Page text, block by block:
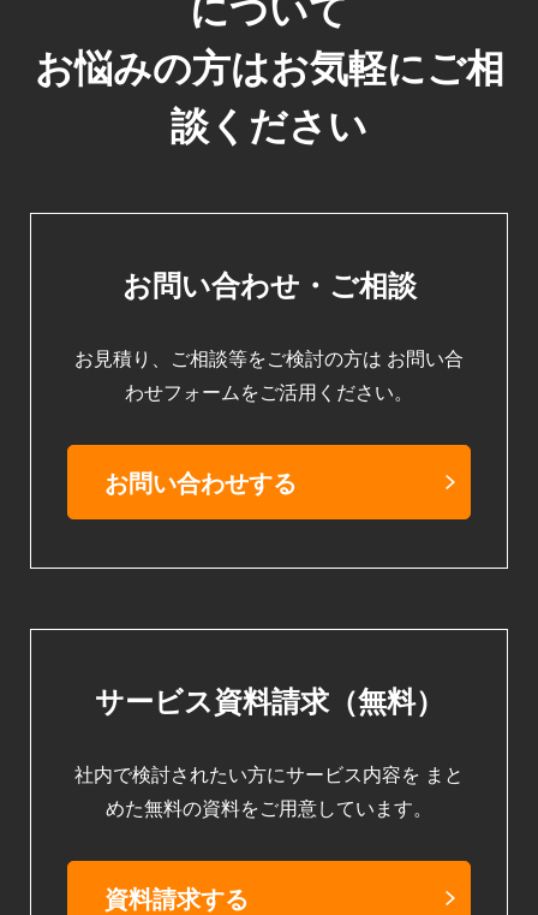
お悩みの方はお気軽にご相
談ください
お問い合わせ・ご相談
お見積り、ご相談等をご検討の方は お問い合
わせフォームをご活用ください。
お問い合わせする
サービス資料請求（無料）
社内で検討されたい方にサービス内容を まと
めた無料の資料をご用意しています。
資料請求する